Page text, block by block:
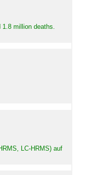
million deaths.
LC-HRMS) auf